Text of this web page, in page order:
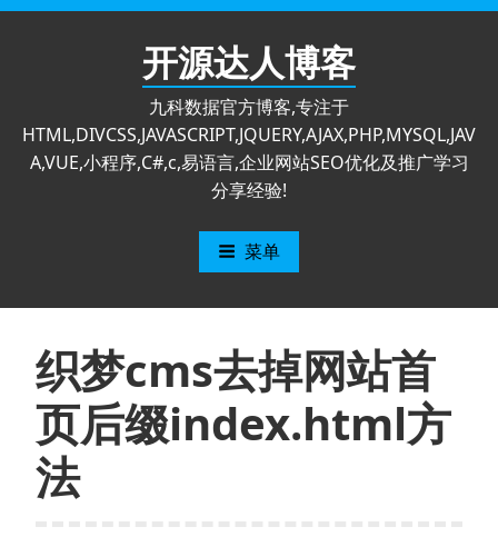
跳
开源达人博客
九科数据官方博客,专注于
HTML,DIVCSS,JAVASCRIPT,JQUERY,AJAX,PHP,MYSQL,JAV
A,VUE,小程序,C#,c,易语言,企业网站SEO优化及推广学习
分享经验!
菜单
织梦cms去掉网站首
页后缀index.html方
法